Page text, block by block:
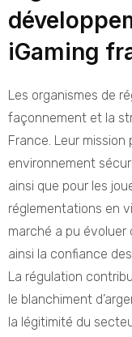
iGaming
Les organismes de
façonnement et la
France. Leur
environnement
ainsi que pour les
réglementations en
marché a pu
ainsi la confiance
La régulation
le blanchiment
la légitimité du